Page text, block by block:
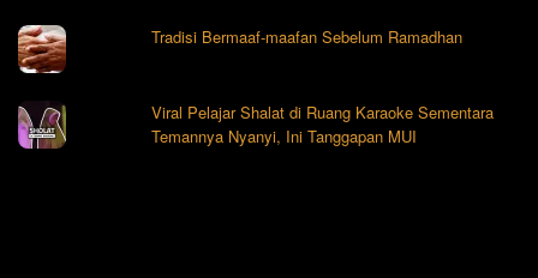
Tradisi Bermaaf-maafan Sebelum Ramadhan
Viral Pelajar Shalat di Ruang Karaoke Sementara
Temannya Nyanyi, Ini Tanggapan MUI